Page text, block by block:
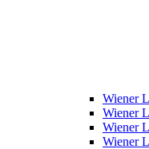
Wiener
Wiener
Wiener
Wiener